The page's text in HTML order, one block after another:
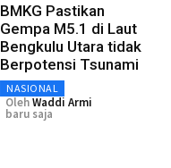
BMKG Pastikan
Gempa M5.1 di Laut
Bengkulu Utara tidak
Berpotensi Tsunami
NASIONAL
OlehWaddi Armi
baru saja